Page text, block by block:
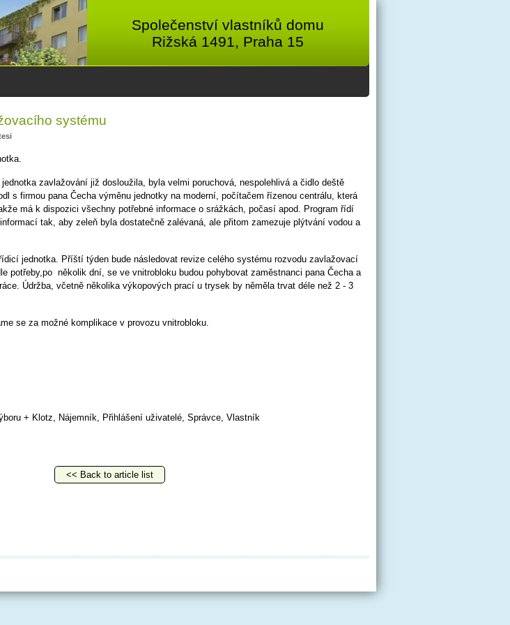
Společenství vlastníků domu
Rižská 1491, Praha 15
systému
zavlažování již dosloužila, byla velmi poruchová, nespolehlivá a čidlo deště
s firmou pana Čecha výměnu jednotky na moderní, počítačem řízenou centrálu, která
má k dispozici všechny potřebné informace o srážkách, počasí apod. Program řídí
tak, aby zeleň byla dostatečně zalévaná, ale přitom zamezuje plýtvání vodou a
jednotka. Příští týden bude následovat revize celého systému rozvodu zavlažovací
potřeby,po několik dní, se ve vnitrobloku budou pohybovat zaměstnanci pana Čecha a
Údržba, včetně několika výkopových prací u trysek by něměla trvat déle než 2 - 3
se za možné komplikace v provozu vnitrobloku.
+ Klotz, Nájemník, Přihlášení uživatelé, Správce, Vlastník
<< Back to article list